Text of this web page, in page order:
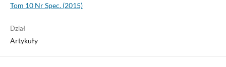
Tom 10 Nr Spec. (2015)
Dział
Artykuły